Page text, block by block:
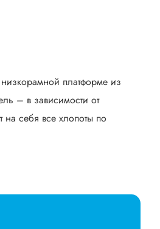
платформе из
– в зависимости от
на себя все хлопоты по